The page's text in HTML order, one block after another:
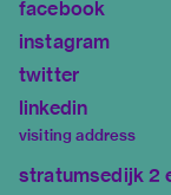
facebook
instagram
twitter
linkedin
visiting address
stratumsedijk 2